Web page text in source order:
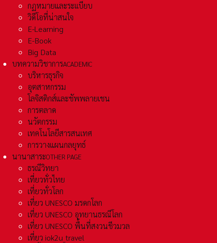
กฏหมายและระเเบียบ
วิดีโอที่น่าสนใจ
E-Learning
E-Book
Big Data
บทความวิชาการACADEMIC
บริหารธุรกิจ
อุตสาหกรรม
โลจิสติกส์และชัพพลายเชน
การตลาด
นวัตกรรม
เทคโนโลยีสารสนเทศ
การวางแผนกลยุทธ์
นานาสาระOTHER PAGE
ธรณีวิทยา
เที่ยวทั่วไทย
เที่ยวทั่วโลก
เที่ยว UNESCO มรดกโลก
เที่ยว UNESCO อุทยานธรณีโลก
เที่ยว UNESCO พื้นที่สงวนชีวมวล
เที่ยว iok2u_travel